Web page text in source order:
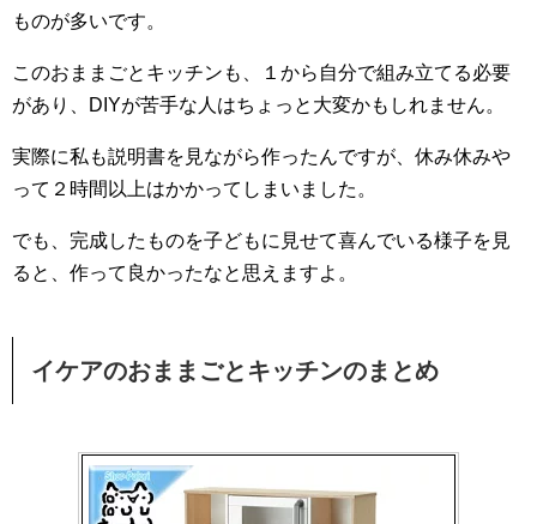
ものが多いです。
このおままごとキッチンも、１から自分で組み立てる必要
があり、DIYが苦手な人はちょっと大変かもしれません。
実際に私も説明書を見ながら作ったんですが、休み休みや
って２時間以上はかかってしまいました。
でも、完成したものを子どもに見せて喜んでいる様子を見
ると、作って良かったなと思えますよ。
イケアのおままごとキッチンのまとめ